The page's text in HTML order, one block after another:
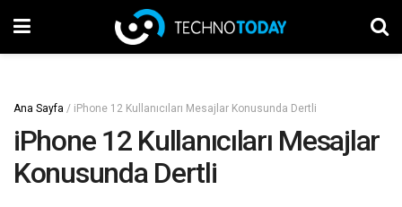
Ana Sayfa / iPhone 12 Kullanıcıları Mesajlar Konusunda Dertli
iPhone 12 Kullanıcıları Mesajlar
Konusunda Dertli